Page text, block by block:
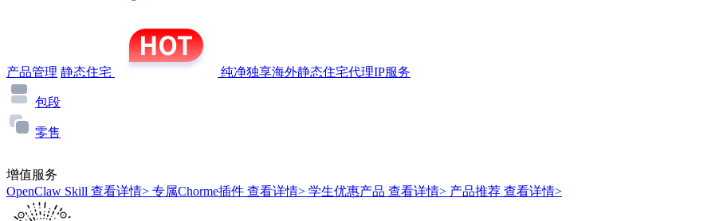
产品管理 静态住宅 纯净独享海外静态住宅代理IP服务
包段
零售
增值服务
OpenClaw Skill 查看详情> 专属Chorme插件 查看详情> 学生优惠产品 查看详情> 产品推荐 查看详情>